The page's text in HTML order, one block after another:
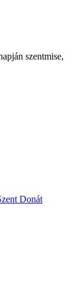
szentmise,
Donát